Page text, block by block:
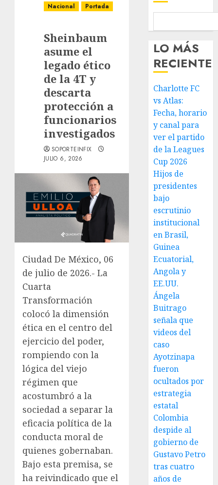
Nacional Portada
Sheinbaum
asume el
legado ético
de la 4T y
descarta
protección a
funcionarios
investigados
SOPORTEINFIX
JULIO 6, 2026
Ciudad De México, 06
de julio de 2026.- La
Cuarta
Transformación
colocó la dimensión
ética en el centro del
ejercicio del poder,
rompiendo con la
lógica del viejo
régimen que
acostumbró a la
sociedad a separar la
eficacia política de la
conducta moral de
quienes gobernaban.
Bajo esta premisa, se
ha reivindicado que el
LO MÁS
RECIENTE
Charlotte FC
vs Atlas:
Fecha, horario
y canal para
ver el partido
de la Leagues
Cup 2026
Hijos de
presidentes
bajo
escrutinio
institucional
en Brasil,
Guinea
Ecuatorial,
Angola y
EE.UU.
Ángela
Buitrago
señala que
videos del
caso
Ayotzinapa
fueron
ocultados por
estrategia
estatal
Colombia
despide al
gobierno de
Gustavo Petro
tras cuatro
años de